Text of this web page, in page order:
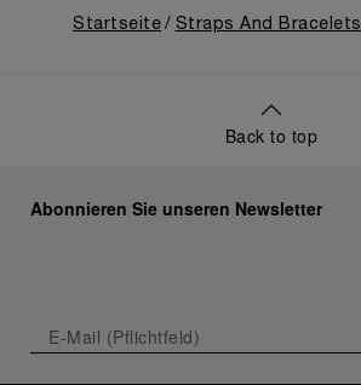
Startseite Straps And Bracelets
Back to top
Abonnieren Sie unseren Newsletter